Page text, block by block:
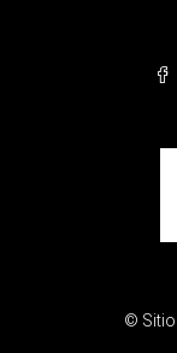
©